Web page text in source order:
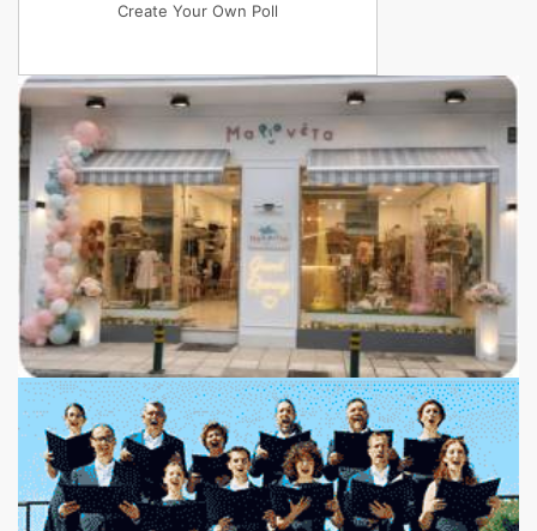
Create Your Own Poll